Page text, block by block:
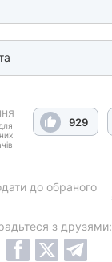
929
до обраного
з друзями: